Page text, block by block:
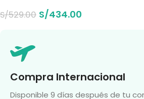
S/529.00 S/434.00
Compra Internacional
Disponible 9 días después de tu